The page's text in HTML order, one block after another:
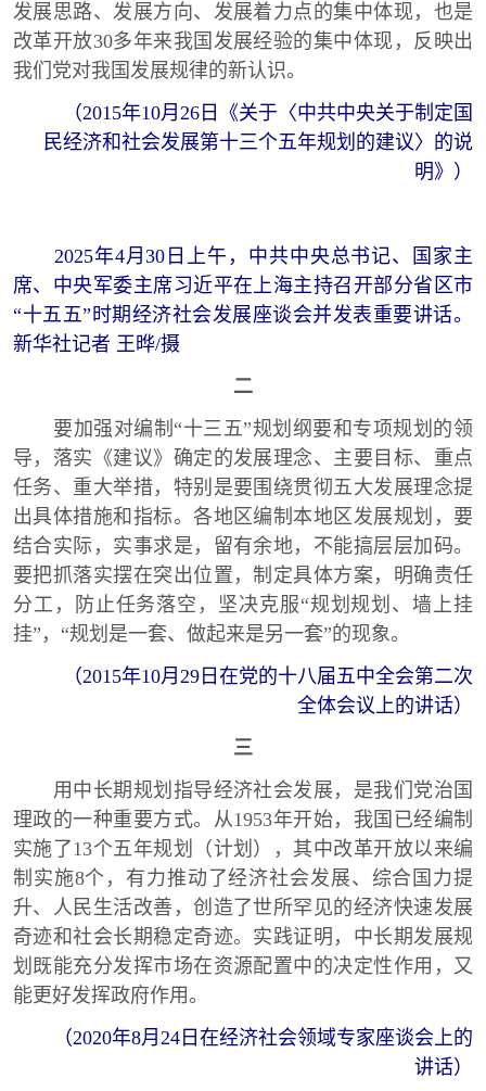
发展思路、发展方向、发展着力点的集中体现，也是
改革开放30多年来我国发展经验的集中体现，反映出
我们党对我国发展规律的新认识。
（2015年10月26日《关于〈中共中央关于制定国
民经济和社会发展第十三个五年规划的建议〉的说
明》）
2025年4月30日上午，中共中央总书记、国家主
席、中央军委主席习近平在上海主持召开部分省区市
“十五五”时期经济社会发展座谈会并发表重要讲话。
新华社记者 王晔/摄
二
要加强对编制“十三五”规划纲要和专项规划的领
导，落实《建议》确定的发展理念、主要目标、重点
任务、重大举措，特别是要围绕贯彻五大发展理念提
出具体措施和指标。各地区编制本地区发展规划，要
结合实际，实事求是，留有余地，不能搞层层加码。
要把抓落实摆在突出位置，制定具体方案，明确责任
分工，防止任务落空，坚决克服“规划规划、墙上挂
挂”，“规划是一套、做起来是另一套”的现象。
（2015年10月29日在党的十八届五中全会第二次
全体会议上的讲话）
三
用中长期规划指导经济社会发展，是我们党治国
理政的一种重要方式。从1953年开始，我国已经编制
实施了13个五年规划（计划），其中改革开放以来编
制实施8个，有力推动了经济社会发展、综合国力提
升、人民生活改善，创造了世所罕见的经济快速发展
奇迹和社会长期稳定奇迹。实践证明，中长期发展规
划既能充分发挥市场在资源配置中的决定性作用，又
能更好发挥政府作用。
（2020年8月24日在经济社会领域专家座谈会上的
讲话）